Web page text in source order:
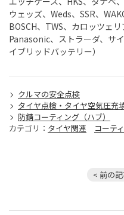
ウェッズ、Weds、SSR、
BOSCH、TWS、カロッツェ
Panasonic、ストラーダ、サ
イブリッドバッテリー）
クルマの安全点検
タイヤ点検・タイヤ空気圧充
防錆コーティング（ハブ）
カテゴリ： タイヤ関連 コーテ
< 前の